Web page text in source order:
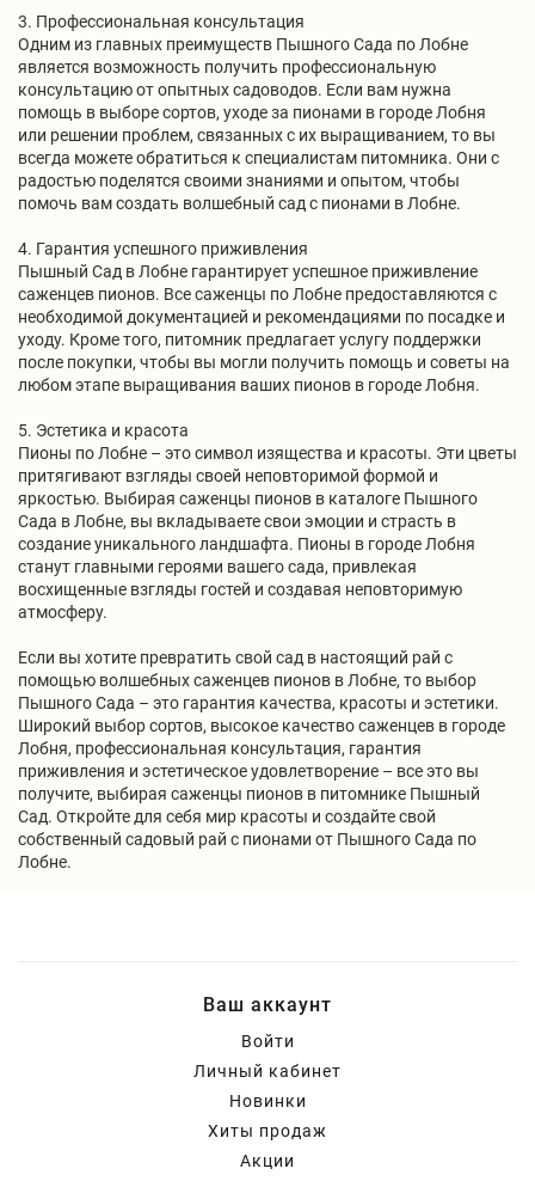
3. Профессиональная консультация
Одним из главных преимуществ Пышного Сада по Лобне
является возможность получить профессиональную
консультацию от опытных садоводов. Если вам нужна
помощь в выборе сортов, уходе за пионами в городе Лобня
или решении проблем, связанных с их выращиванием, то вы
всегда можете обратиться к специалистам питомника. Они с
радостью поделятся своими знаниями и опытом, чтобы
помочь вам создать волшебный сад с пионами в Лобне.
4. Гарантия успешного приживления
Пышный Сад в Лобне гарантирует успешное приживление
саженцев пионов. Все саженцы по Лобне предоставляются с
необходимой документацией и рекомендациями по посадке и
уходу. Кроме того, питомник предлагает услугу поддержки
после покупки, чтобы вы могли получить помощь и советы на
любом этапе выращивания ваших пионов в городе Лобня.
5. Эстетика и красота
Пионы по Лобне – это символ изящества и красоты. Эти цветы
притягивают взгляды своей неповторимой формой и
яркостью. Выбирая саженцы пионов в каталоге Пышного
Сада в Лобне, вы вкладываете свои эмоции и страсть в
создание уникального ландшафта. Пионы в городе Лобня
станут главными героями вашего сада, привлекая
восхищенные взгляды гостей и создавая неповторимую
атмосферу.
Если вы хотите превратить свой сад в настоящий рай с
помощью волшебных саженцев пионов в Лобне, то выбор
Пышного Сада – это гарантия качества, красоты и эстетики.
Широкий выбор сортов, высокое качество саженцев в городе
Лобня, профессиональная консультация, гарантия
приживления и эстетическое удовлетворение – все это вы
получите, выбирая саженцы пионов в питомнике Пышный
Сад. Откройте для себя мир красоты и создайте свой
собственный садовый рай с пионами от Пышного Сада по
Лобне.
Ваш аккаунт
Войти
Личный кабинет
Новинки
Хиты продаж
Акции